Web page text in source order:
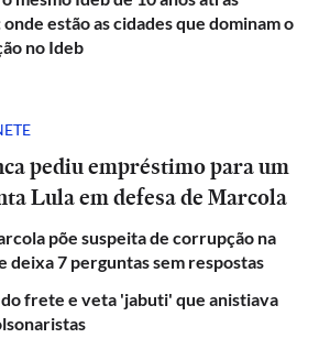
estão as cidades que dominam o
no Ideb
pediu empréstimo para um
Lula em defesa de Marcola
põe suspeita de corrupção na
deixa 7 perguntas sem respostas
do frete e veta 'jabuti' que anistiava